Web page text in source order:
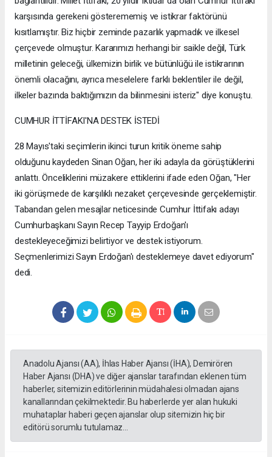
karşısında gerekeni gösterememiş ve istikrar faktörünü
kısıtlamıştır. Biz hiçbir zeminde pazarlık yapmadık ve ilkesel
çerçevede olmuştur. Kararımızı herhangi bir saikle değil, Türk
milletinin geleceği, ülkemizin birlik ve bütünlüğü ile istikrarının
önemli olacağını, ayrıca meselelere farklı beklentiler ile değil,
ilkeler bazında baktığımızın da bilinmesini isteriz" diye konuştu.
CUMHUR İTTİFAKI'NA DESTEK İSTEDİ
28 Mayıs'taki seçimlerin ikinci turun kritik öneme sahip
olduğunu kaydeden Sinan Oğan, her iki adayla da görüştüklerini
anlattı. Önceliklerini müzakere ettiklerini ifade eden Oğan, "Her
iki görüşmede de karşılıklı nezaket çerçevesinde gerçeklemiştir.
Tabandan gelen mesajlar neticesinde Cumhur İttifakı adayı
Cumhurbaşkanı Sayın Recep Tayyip Erdoğan'ı
destekleyeceğimizi belirtiyor ve destek istiyorum.
Seçmenlerimizi Sayın Erdoğan'ı desteklemeye davet ediyorum"
dedi.
Anadolu Ajansı (AA), İhlas Haber Ajansı (İHA), Demirören
Haber Ajansı (DHA) ve diğer ajanslar tarafından eklenen tüm
haberler, sitemizin editörlerinin müdahalesi olmadan ajans
kanallarından çekilmektedir. Bu haberlerde yer alan hukuki
muhataplar haberi geçen ajanslar olup sitemizin hiç bir
editörü sorumlu tutulamaz...